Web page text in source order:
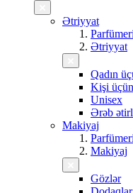
Ətriyyat
Ətriyyat
Qadın
Kişi üçün
Unisex
Ərəb
Makiyaj
Makiyaj
Gözlər